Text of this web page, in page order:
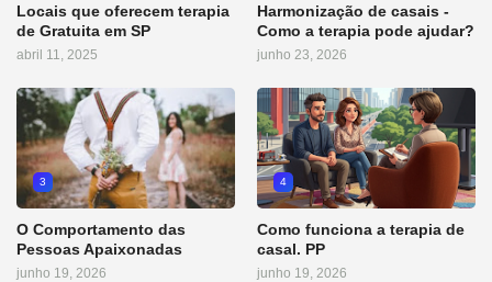
Locais que oferecem terapia
de Gratuita em SP
abril 11, 2025
Harmonização de casais -
Como a terapia pode ajudar?
junho 23, 2026
3
O Comportamento das
Pessoas Apaixonadas
junho 19, 2026
4
Como funciona a terapia de
casal. PP
junho 19, 2026